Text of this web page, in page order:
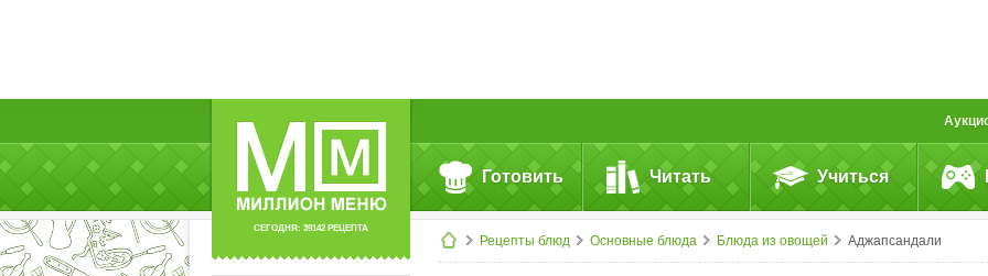
СЕГОДНЯ: 39142 РЕЦЕПТА
Готовить Читать Учиться
Рецепты блюд Основные блюда Блюда из овощей Аджапсандали